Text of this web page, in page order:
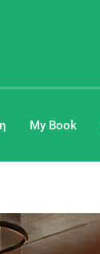
My Book